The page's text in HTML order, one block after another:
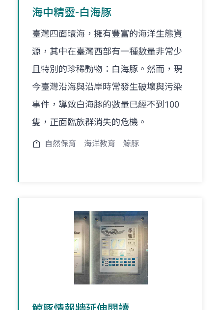
海中精靈-白海豚
臺灣四面環海，擁有豐富的海洋生態資
源，其中在臺灣西部有一種數量非常少
且特別的珍稀動物：白海豚。然而，現
今臺灣沿海與沿岸時常發生破壞與污染
事件，導致白海豚的數量已經不到100
隻，正面臨族群消失的危機。
自然保育 海洋教育 鯨豚